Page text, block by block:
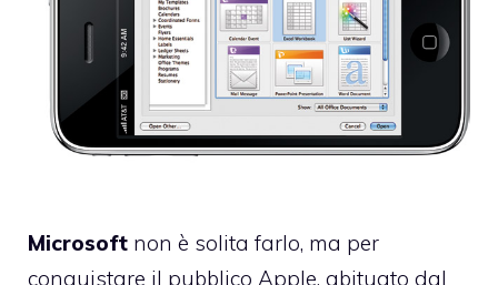
Microsoft non è solita farlo, ma per
conquistare il pubblico Apple, abituato dal